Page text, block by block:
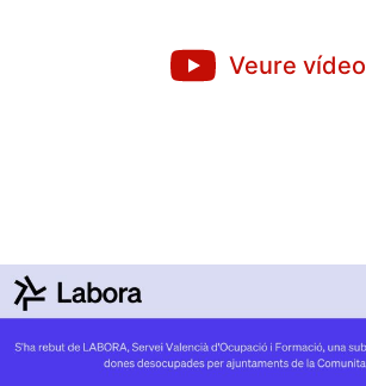
Veure vídeo